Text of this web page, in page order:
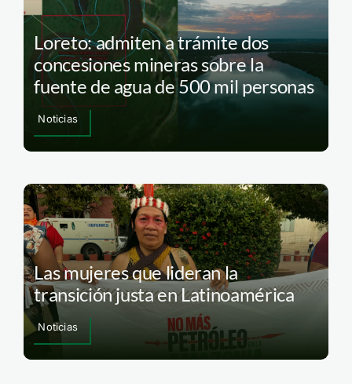
Loreto: admiten a trámite dos
concesiones mineras sobre la
fuente de agua de 500 mil personas
Noticias
Las mujeres que lideran la
transición justa en Latinoamérica
Noticias